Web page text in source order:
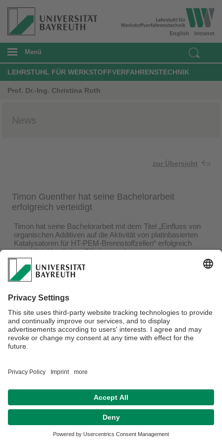
Intranet
English
Menü
LEHRSTUHL FÜR WERKSTOFFVERFAHRENSTECHNIK
Prof. Dr.-Ing. Christina Roth
News
zur Übersicht
Timon Guenther hat seine Bachelorarbeit
erfolgreich verteidigt
Timon hat seine Bachelorarbeit mit dem Titel „Einfluss von
organischen Additiven auf die Aktivität von platinbasierten
Katalysatoren für HT-PEM-Brennstoffzellen“ erfolgreich
verteidigt. Herzlichen Glückwunsch.
Datenschutzerklärung Impressum Hausordnung Sitemap
Kontakt
Barrierefreiheitserklärung